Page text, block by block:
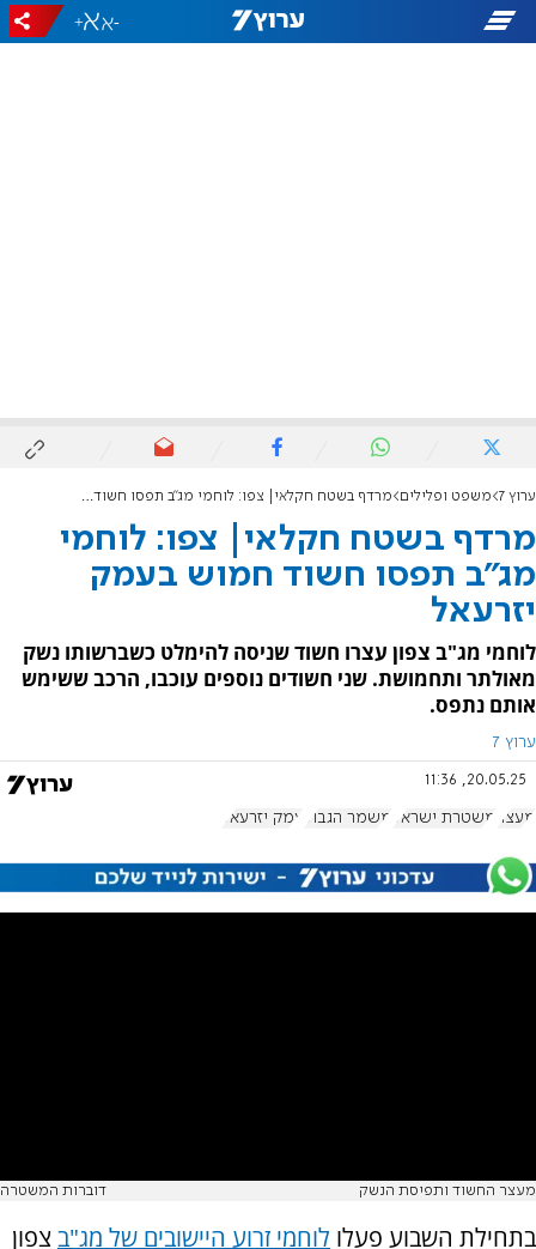
-
+
ערוץ 7 משפט ופלילים מרדף בשטח חקלאי| צפו: לוחמי מג"ב תפסו חשוד חמוש בעמק יזרעאל
מרדף בשטח חקלאי| צפו: לוחמי
מג"ב תפסו חשוד חמוש בעמק
יזרעאל
לוחמי מג"ב צפון עצרו חשוד שניסה להימלט כשברשותו נשק
מאולתר ותחמושת. שני חשודים נוספים עוכבו, הרכב ששימש
אותם נתפס.
ערוץ 7
20.05.25, 11:36
מעצר משטרת ישראל משמר הגבול עמק יזרעאל
מעצר החשוד ותפיסת הנשק דוברות המשטרה
בתחילת השבוע פעלו לוחמי זרוע היישובים של מג"בצפון